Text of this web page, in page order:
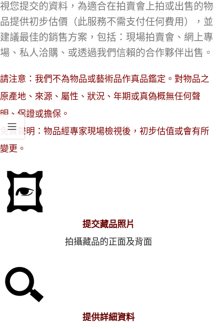
視您提交的資料，為適合在拍賣會上拍或出售的物
品提供初步估價（此服務不需支付任何費用），並
建議最佳的銷售方案，包括：現場拍賣會、網上專
場、私人洽購、或透過我們信賴的合作夥伴出售。
請注意：我們不為物品或藝術品作真品鑑定。對物品之
原產地、來源、屬性、狀況、年期或真偽概無任何聲
明、保證或擔保。
免責聲明：物品經專家現場檢視後，初步估值或會有所
變更。
提交藏品照片
拍攝藏品的正面及背面
提供詳細資料